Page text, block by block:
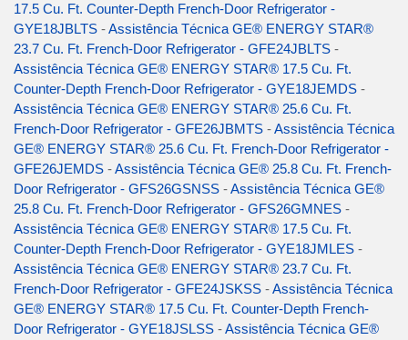
17.5 Cu. Ft. Counter-Depth French-Door Refrigerator -
GYE18JBLTS -Assistência Técnica GE® ENERGY STAR®
23.7 Cu. Ft. French-Door Refrigerator - GFE24JBLTS -
Assistência Técnica GE® ENERGY STAR® 17.5 Cu. Ft.
Counter-Depth French-Door Refrigerator - GYE18JEMDS -
Assistência Técnica GE® ENERGY STAR® 25.6 Cu. Ft.
French-Door Refrigerator - GFE26JBMTS -Assistência Técnica
GE® ENERGY STAR® 25.6 Cu. Ft. French-Door Refrigerator -
GFE26JEMDS -Assistência Técnica GE® 25.8 Cu. Ft. French-
Door Refrigerator - GFS26GSNSS -Assistência Técnica GE®
25.8 Cu. Ft. French-Door Refrigerator - GFS26GMNES -
Assistência Técnica GE® ENERGY STAR® 17.5 Cu. Ft.
Counter-Depth French-Door Refrigerator - GYE18JMLES -
Assistência Técnica GE® ENERGY STAR® 23.7 Cu. Ft.
French-Door Refrigerator - GFE24JSKSS -Assistência Técnica
GE® ENERGY STAR® 17.5 Cu. Ft. Counter-Depth French-
Door Refrigerator - GYE18JSLSS -Assistência Técnica GE®